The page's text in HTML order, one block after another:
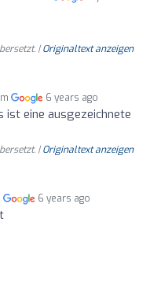
|Originaltext anzeigen
6 years ago
ist eine ausgezeichnete
|Originaltext anzeigen
6 years ago